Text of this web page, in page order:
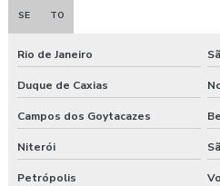
Clínica de exame admissional
Clínica exame admissional
Clinica exame admissional em
Clinica exame admissional em
Clínica para fazer exame aso
SE TO
Rio de Janeiro
Duque de Caxias
Campos dos Goytacazes
Niterói
Petrópolis